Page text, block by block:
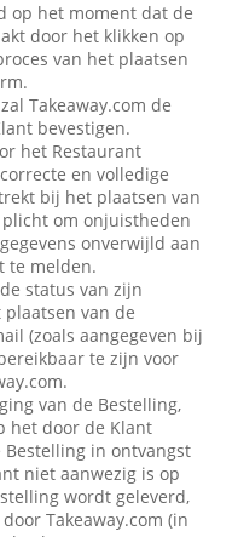
op het moment dat de
door het klikken op
van het plaatsen
Takeaway.com de
bevestigen.
het Restaurant
en volledige
bij het plaatsen van
om onjuistheden
onverwijld aan
te melden.
status van zijn
van de
(zoals aangegeven bij
te zijn voor
van de Bestelling,
het door de Klant
Bestelling in ontvangst
niet aanwezig is op
wordt geleverd,
Takeaway.com (in